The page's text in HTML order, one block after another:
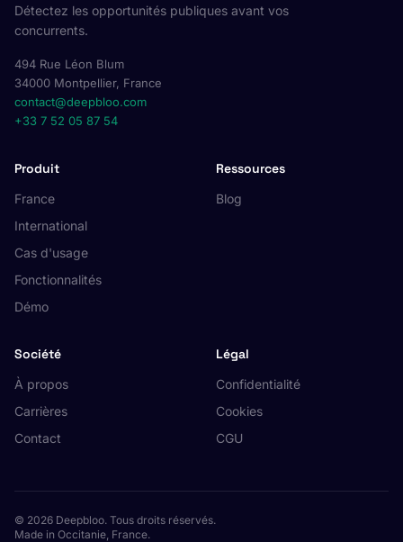
Détectez les opportunités publiques avant vos
concurrents.
494 Rue Léon Blum
34000 Montpellier, France
contact@deepbloo.com
+33 7 52 05 87 54
Produit
France
International
Cas d'usage
Fonctionnalités
Démo
Ressources
Blog
Société
À propos
Carrières
Contact
Légal
Confidentialité
Cookies
CGU
© 2026 Deepbloo. Tous droits réservés.
Made in Occitanie, France.